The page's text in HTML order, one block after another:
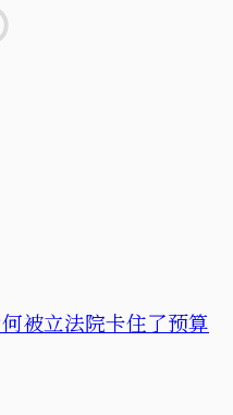
被立法院卡住了预算